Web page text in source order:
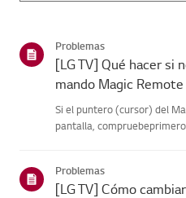
Problemas
[LG TV] Qué hacer si
mando Magic Remote
Si el puntero (cursor) del
pantalla,
Problemas
[LG TV] Cómo